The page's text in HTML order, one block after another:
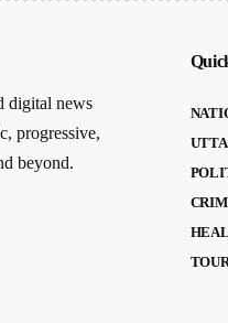
digital news
progressive,
beyond.